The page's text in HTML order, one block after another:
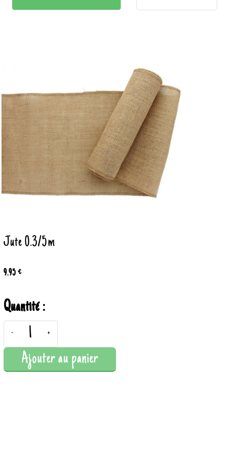
Jute 0.3/5m
9.95 €
Quantité :
- +
Ajouter au panier